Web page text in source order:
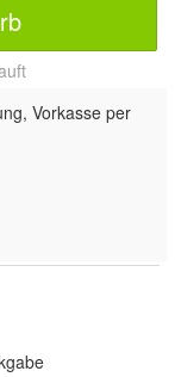
Vorkasse per